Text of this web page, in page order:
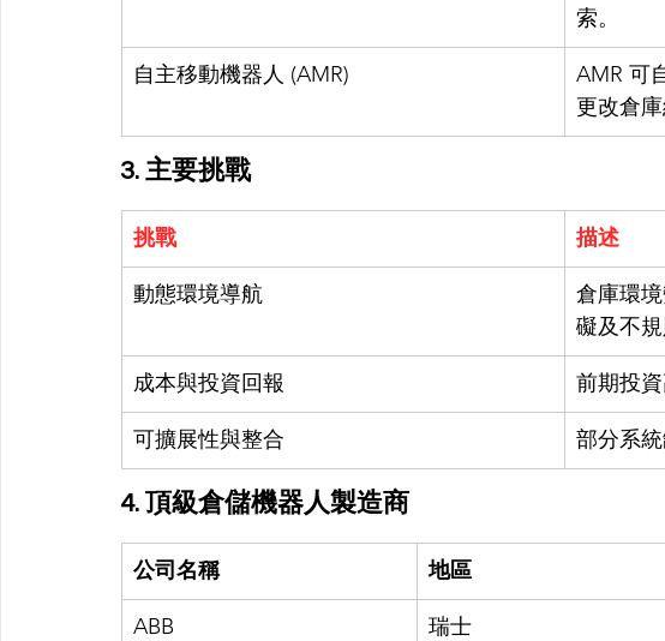
索。
自主移動機器人 (AMR)
AMR 可
更改倉庫
3. 主要挑戰
挑戰 描述
動態環境導航
倉庫環
礙及不規
成本與投資回報 前期投資
可擴展性與整合 部分系統
4. 頂級倉儲機器人製造商
公司名稱 地區
ABB 瑞士